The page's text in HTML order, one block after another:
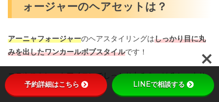
ォージャーのヘアセットは？
アーニャフォージャーのヘアスタイリングはしっかり目に丸
みを出したワンカールボブスタイルです！
コテやストレートアイロンでしっかり丸みをつけると、より
再現度が上がります！
予約詳細はこちら LINEで相談する